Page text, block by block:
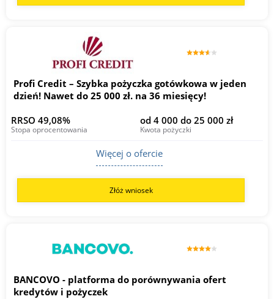
Profi Credit – Szybka pożyczka gotówkowa w jeden
dzień! Nawet do 25 000 zł. na 36 miesięcy!
RRSO 49,08%
Stopa oprocentowania
od 4 000 do 25 000 zł
Kwota pożyczki
Więcej o ofercie
Złóż wniosek
BANCOVO - platforma do porównywania ofert
kredytów i pożyczek